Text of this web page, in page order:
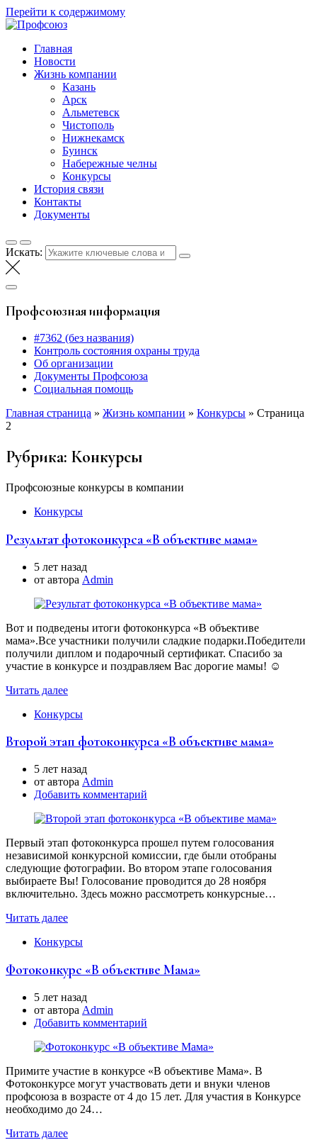
Перейти к содержимому
Таттелеком
Главная
Новости
Жизнь компании
Казань
Арск
Альметевск
Чистополь
Нижнекамск
Буинск
Набережные челны
Конкурсы
История связи
Контакты
Документы
Искать:
Профсоюзная информация
#7362 (без названия)
Контроль состояния охраны труда
Об организации
Документы Профсоюза
Социальная помощь
Главная страница » Жизнь компании » Конкурсы » Страница
2
Рубрика: Конкурсы
Профсоюзные конкурсы в компании
Конкурсы
Результат фотоконкурса «В объективе мама»
5 лет назад
от автора Аdmin
Вот и подведены итоги фотоконкурса «В объективе
мама».Все участники получили сладкие подарки.Победители
получили диплом и подарочный сертификат. Спасибо за
участие в конкурсе и поздравляем Вас дорогие мамы! ☺️
Читать далее
Конкурсы
Второй этап фотоконкурса «В объективе мама»
5 лет назад
от автора Аdmin
Добавить комментарий
Первый этап фотоконкурса прошел путем голосования
независимой конкурсной комиссии, где были отобраны
следующие фотографии. Во втором этапе голосования
выбираете Вы! Голосование проводится до 28 ноября
включительно. Здесь можно рассмотреть конкурсные…
Читать далее
Конкурсы
Фотоконкурс «В объективе Мама»
5 лет назад
от автора Аdmin
Добавить комментарий
Примите участие в конкурсе «В объективе Мама». В
Фотоконкурсе могут участвовать дети и внуки членов
профсоюза в возрасте от 4 до 15 лет. Для участия в Конкурсе
необходимо до 24…
Читать далее